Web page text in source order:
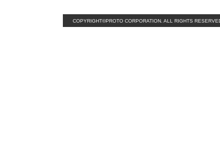
COPYRIGHT©PROTO CORPORATION. ALL RIGHTS